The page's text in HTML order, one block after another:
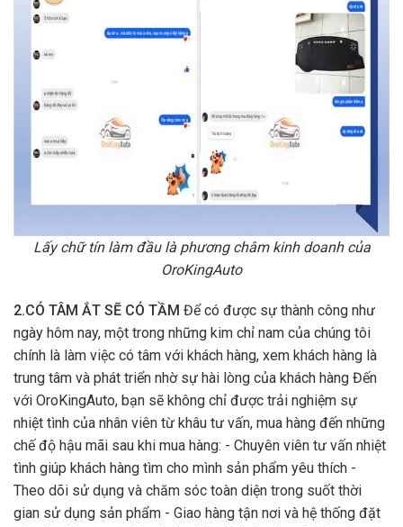
Lấy chữ tín làm đầu là phương châm kinh doanh của
OroKingAuto
2.CÓ TÂM ẮT SẼ CÓ TẦM Để có được sự thành công như
ngày hôm nay, một trong những kim chỉ nam của chúng tôi
chính là làm việc có tâm với khách hàng, xem khách hàng là
trung tâm và phát triển nhờ sự hài lòng của khách hàng Đến
với OroKingAuto, bạn sẽ không chỉ được trải nghiệm sự
nhiệt tình của nhân viên từ khâu tư vấn, mua hàng đến những
chế độ hậu mãi sau khi mua hàng: - Chuyên viên tư vấn nhiệt
tình giúp khách hàng tìm cho mình sản phẩm yêu thích -
Theo dõi sử dụng và chăm sóc toàn diện trong suốt thời
gian sử dụng sản phẩm - Giao hàng tận nơi và hệ thống đặt